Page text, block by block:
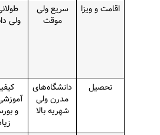
اقامت و ویزا
سریع ولی
موقت
ولی
تحصیل
دانشگاه‌های
مدرن ولی
شهریه بالا
و